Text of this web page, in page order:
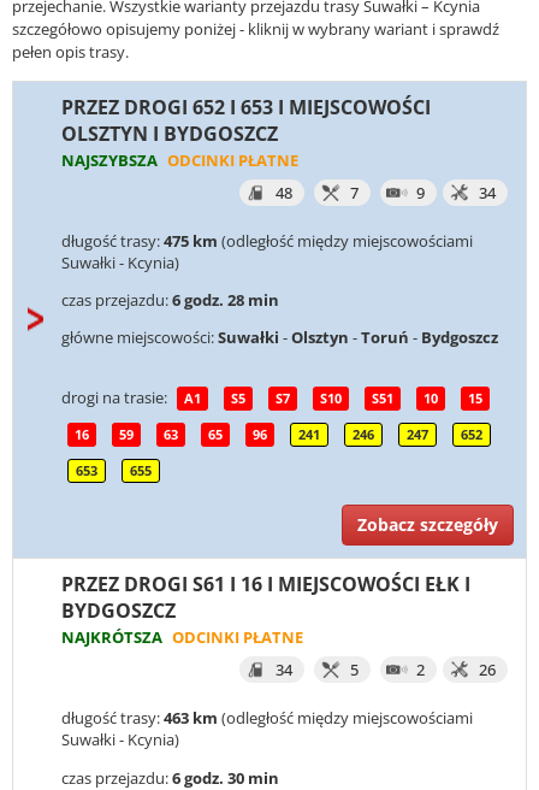
przejechanie. Wszystkie warianty przejazdu trasy Suwałki – Kcynia
szczegółowo opisujemy poniżej - kliknij w wybrany wariant i sprawdź
pełen opis trasy.
PRZEZ DROGI 652 I 653 I MIEJSCOWOŚCI
OLSZTYN I BYDGOSZCZ
NAJSZYBSZA ODCINKI PŁATNE
48
7 9 34
długość trasy:475 km (odległość między miejscowościami
Suwałki - Kcynia)
czas przejazdu:6 godz. 28 min
główne miejscowości:Suwałki -Olsztyn -Toruń - Bydgoszcz
drogi na trasie: A1 S5 S7 S10 S51 10 15
16 59 63 65 96 241 246 247 652
653 655
Zobacz szczegóły
PRZEZ DROGI S61 I 16 I MIEJSCOWOŚCI EŁK I
BYDGOSZCZ
NAJKRÓTSZA ODCINKI PŁATNE
34
5 2 26
długość trasy:463 km (odległość między miejscowościami
Suwałki - Kcynia)
czas przejazdu:6 godz. 30 min